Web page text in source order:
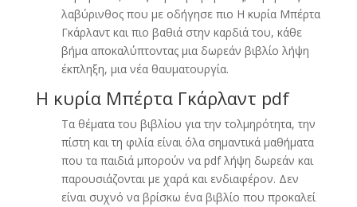
λαβύρινθος που με οδήγησε πιο Η κυρία Μπέρτα
Γκάρλαντ και πιο βαθιά στην καρδιά του, κάθε
βήμα αποκαλύπτοντας μια δωρεάν βιβλίο λήψη
έκπληξη, μια νέα θαυματουργία.
Η κυρία Μπέρτα Γκάρλαντ pdf
Τα θέματα του βιβλίου για την τολμηρότητα, την
πίστη και τη φιλία είναι όλα σημαντικά μαθήματα
που τα παιδιά μπορούν να pdf λήψη δωρεάν και
παρουσιάζονται με χαρά και ενδιαφέρον. Δεν
είναι συχνό να βρίσκω ένα βιβλίο που προκαλεί